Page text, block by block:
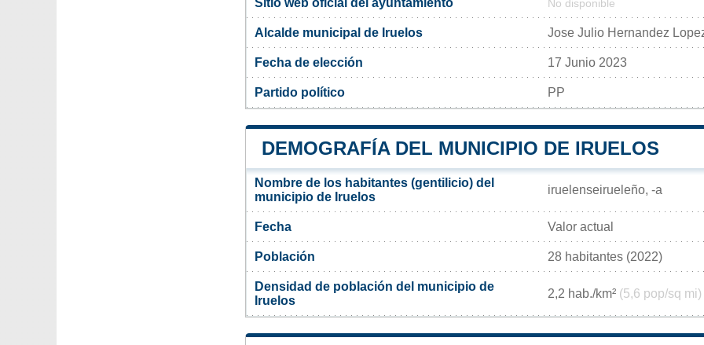
Sitio web oficial del ayuntamiento No disponible
Alcalde municipal de Iruelos Jose Julio Hernandez
Fecha de elección 17 Junio 2023
Partido político PP
DEMOGRAFÍA DEL MUNICIPIO DE IRUELOS
Nombre de los habitantes (gentilicio) del
municipio de Iruelos
iruelenseirueleño, -a
Fecha Valor actual
Población 28 habitantes (2022)
Densidad de población del municipio de
Iruelos
2,2 hab./km² (5,6 pop/sq mi)